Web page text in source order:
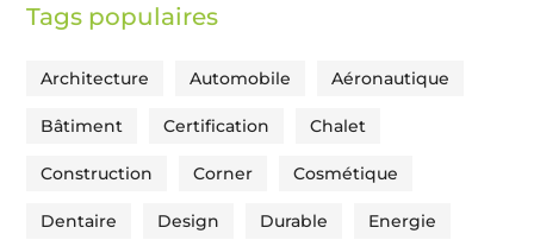
Tags populaires
Architecture Automobile Aéronautique
Bâtiment Certification Chalet
Construction Corner Cosmétique
Dentaire Design Durable Energie